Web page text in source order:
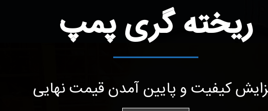
ریخته گری پمپ
کیفیت و پایین آمدن قیمت نهایی